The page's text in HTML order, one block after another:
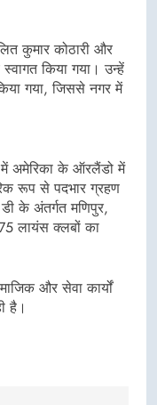
कुमार कोठारी और
किया गया। उन्हें
गया, जिससे नगर में
में अमेरिका के ऑरलैंडो में
रूप से पदभार ग्रहण
के अंतर्गत मणिपुर,
लायंस क्लबों का
और सेवा कार्यों
है।